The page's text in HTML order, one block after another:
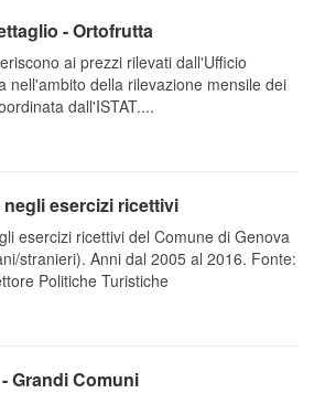
- Ortofrutta
ai prezzi rilevati dall'Ufficio
nell'ambito della rilevazione mensile dei
dall'ISTAT....
esercizi ricettivi
esercizi ricettivi del Comune di Genova
stranieri). Anni dal 2005 al 2016. Fonte:
Politiche Turistiche
Grandi Comuni